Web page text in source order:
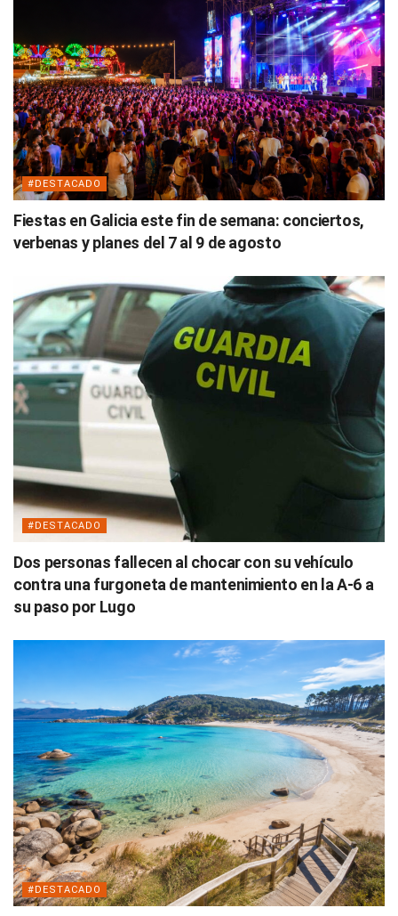
#DESTACADO
Fiestas en Galicia este fin de semana: conciertos,
verbenas y planes del 7 al 9 de agosto
#DESTACADO
Dos personas fallecen al chocar con su vehículo
contra una furgoneta de mantenimiento en la A-6 a
su paso por Lugo
#DESTACADO